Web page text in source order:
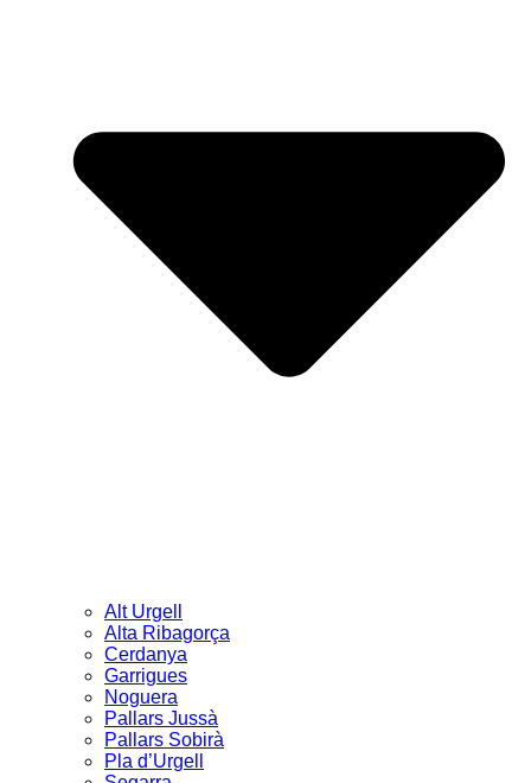
Alt Urgell
Alta Ribagorça
Cerdanya
Garrigues
Noguera
Pallars Jussà
Pallars Sobirà
Pla d’Urgell